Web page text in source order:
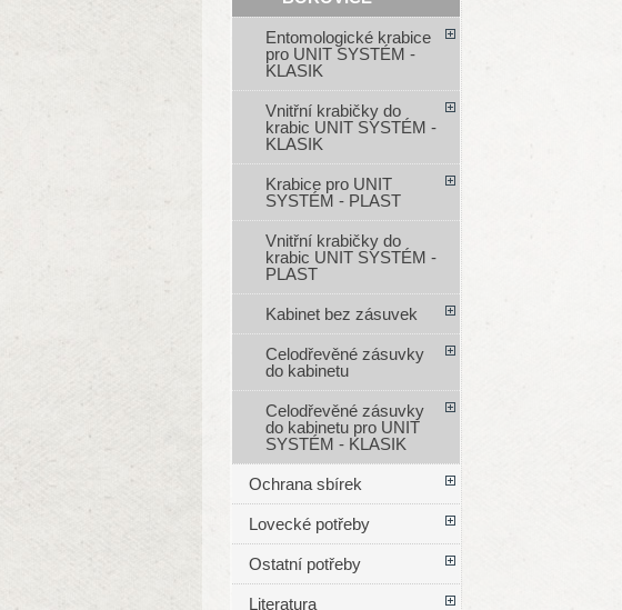
Entomologické krabice
pro UNIT SYSTÉM -
KLASIK
Vnitřní krabičky do
krabic UNIT SYSTÉM -
KLASIK
Krabice pro UNIT
SYSTÉM - PLAST
Vnitřní krabičky do
krabic UNIT SYSTÉM -
PLAST
Kabinet bez zásuvek
Celodřevěné zásuvky
do kabinetu
Celodřevěné zásuvky
do kabinetu pro UNIT
SYSTÉM - KLASIK
Ochrana sbírek
Lovecké potřeby
Ostatní potřeby
Literatura